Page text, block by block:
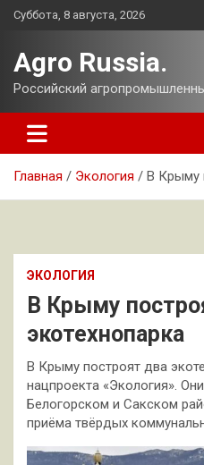
Перейти
Суббота, 8 августа, 2026
Agro Russia.
Российский
Главная Экология В Крыму
ЭКОЛОГИЯ
В Крыму
экотехнопарка
В Крыму построят два
нацпроекта «Экология».
Белогорском и Сакском
приёма твёрдых